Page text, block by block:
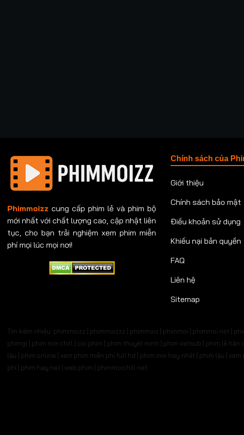
Phimmoizz cung cấp phim lẻ và phim bộ
mới nhất với chất lượng cao, cập nhật liên
tục, cho bạn trải nghiệm xem phim miễn
phí mọi lúc mọi nơi!
Chính sách của
Giới thiệu
Chính sách bảo mật
Điều khoản sử dụng
Khiếu nại bản quyền
FAQ
Liên hệ
Sitemap
Tìm kiếm nhiều: phimmoizz | phimmoizzz | phimmoiz | phimmoi | phimmoi net |
phimgi | phim mới chill | coi phim | phim thuyết minh | phim vietsub | phim lẻ
lậu | phim online | xem phim miễn phí full hd | phim mới hay nhất | phim lậu |
phí | phim hay.net | web phim | phimmoichill net